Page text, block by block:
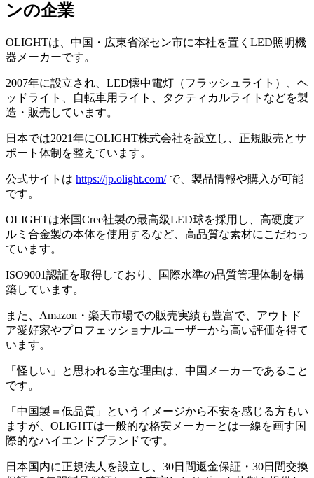
ンの企業
OLIGHTは、中国・広東省深セン市に本社を置くLED照明機
器メーカーです。
2007年に設立され、LED懐中電灯（フラッシュライト）、ヘ
ッドライト、自転車用ライト、タクティカルライトなどを製
造・販売しています。
日本では2021年にOLIGHT株式会社を設立し、正規販売とサ
ポート体制を整えています。
公式サイトは https://jp.olight.com/で、製品情報や購入が可能
です。
OLIGHTは米国Cree社製の最高級LED球を採用し、高硬度ア
ルミ合金製の本体を使用するなど、高品質な素材にこだわっ
ています。
ISO9001認証を取得しており、国際水準の品質管理体制を構
築しています。
また、Amazon・楽天市場での販売実績も豊富で、アウトド
ア愛好家やプロフェッショナルユーザーから高い評価を得て
います。
「怪しい」と思われる主な理由は、中国メーカーであること
です。
「中国製＝低品質」というイメージから不安を感じる方もい
ますが、OLIGHTは一般的な格安メーカーとは一線を画す国
際的なハイエンドブランドです。
日本国内に正規法人を設立し、30日間返金保証・30日間交換